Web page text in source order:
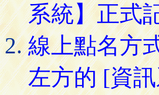
系統】正式
線上點名方
左方的 [資